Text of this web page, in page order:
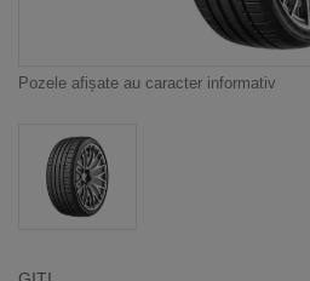
Pozele afișate au caracter informativ